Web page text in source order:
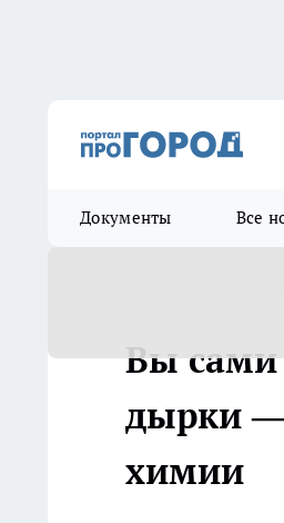
Документы Все
Вы сами
дырки —
химии